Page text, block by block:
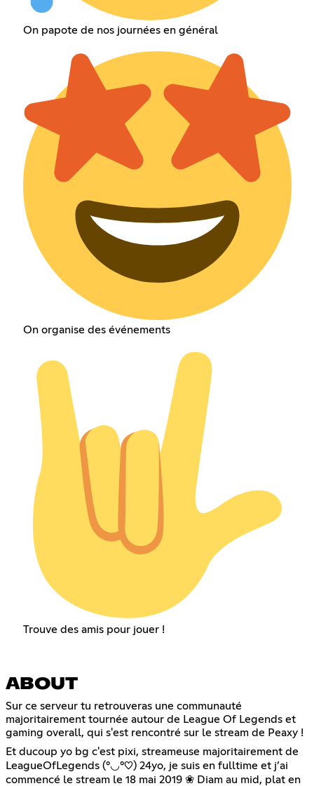
On papote de nos journées en général
On organise des événements
Trouve des amis pour jouer !
ABOUT
Sur ce serveur tu retrouveras une communauté
majoritairement tournée autour de League Of Legends et
gaming overall, qui s'est rencontré sur le stream de Peaxy !
Et ducoup yo bg c'est pixi, streameuse majoritairement de
LeagueOfLegends (°◡°♡) 24yo, je suis en fulltime et j’ai
commencé le stream le 18 mai 2019 ❀ Diam au mid, plat en